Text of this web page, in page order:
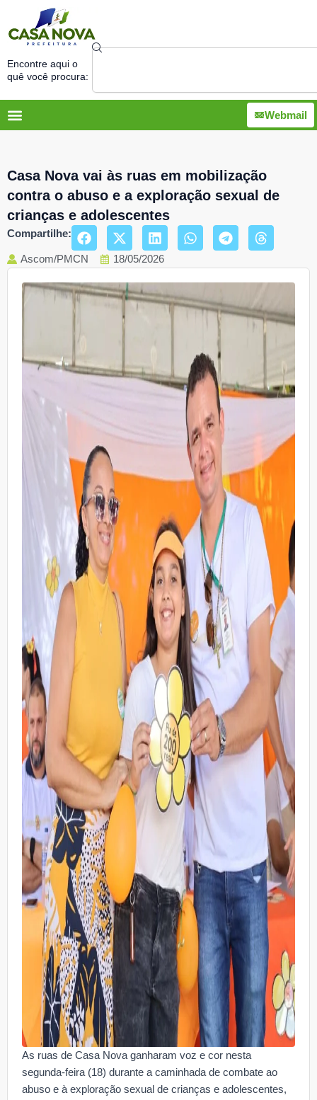
para
conteúdo
Encontre aqui o
quê você procura:
Search
Webmail
Casa Nova vai às ruas em mobilização
contra o abuso e a exploração sexual de
crianças e adolescentes
Compartilhe:
Ascom/PMCN 18/05/2026
As ruas de Casa Nova ganharam voz e cor nesta
segunda-feira (18) durante a caminhada de combate ao
abuso e à exploração sexual de crianças e adolescentes,